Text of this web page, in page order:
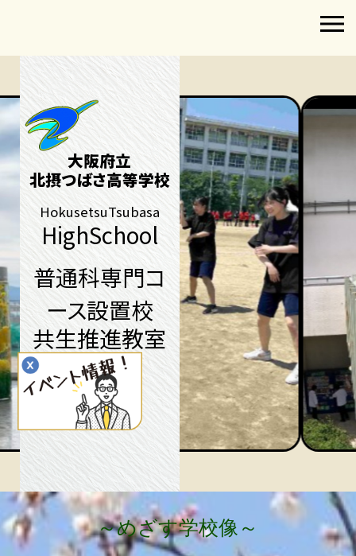
大阪府立
北摂つばさ高等学校
HokusetsuTsubasa
HighSchool
普通科専門コ
ース設置校
共生推進教室​
～めざす学校像～​